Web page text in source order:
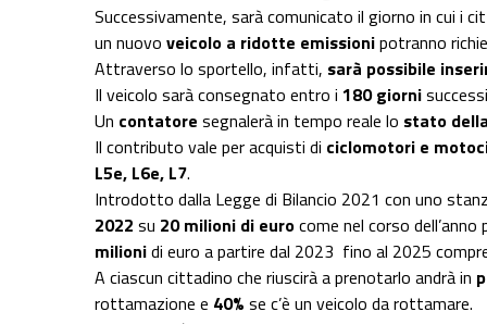
Successivamente, sarà comunicato il giorno in cui i
un nuovo veicolo a ridotte emissionipotranno
Attraverso lo sportello, infatti, sarà possibile
Il veicolo sarà consegnato entro i 180 giorni
Un contatore segnalerà in tempo reale lo stato
Il contributo vale per acquisti di ciclomotori e
L5e, L6e, L7.
Introdotto dalla Legge di Bilancio 2021 con uno
2022 su 20 milioni di eurocome nel corso
milionidi euro a partire dal 2023 fino al 2025
A ciascun cittadino che riuscirà a prenotarlo andrà in
rottamazione e 40% se c’è un veicolo da rottamare.